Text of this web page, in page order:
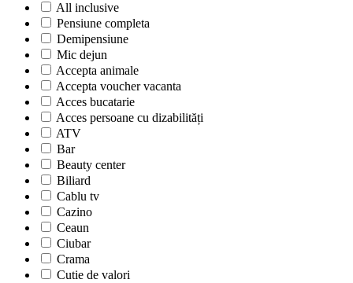
All inclusive
Pensiune completa
Demipensiune
Mic dejun
Accepta animale
Accepta voucher vacanta
Acces bucatarie
Acces persoane cu dizabilități
ATV
Bar
Beauty center
Biliard
Cablu tv
Cazino
Ceaun
Ciubar
Crama
Cutie de valori